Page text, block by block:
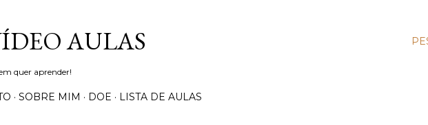
AULAS
quer aprender!
SOBRE MIM DOE LISTA DE AULAS